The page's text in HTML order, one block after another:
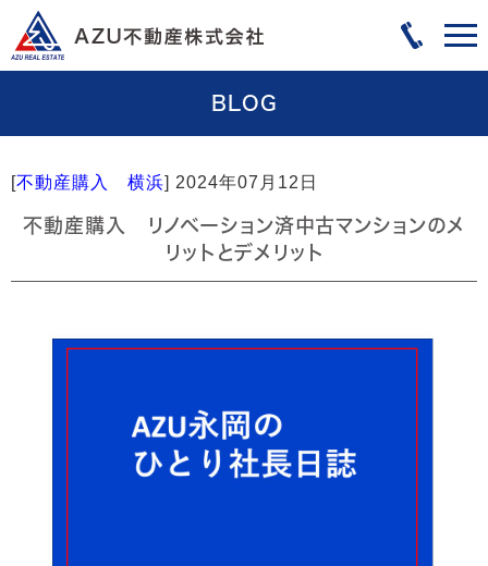
BLOG
[不動産購入 横浜] 2024年07月12日
不動産購入 リノベーション済中古マンションのメ
リットとデメリット